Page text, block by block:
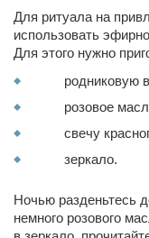
Для ритуала на
использовать
Для этого нужно
родниковую
розовое
свечу красного
зеркало.
Ночью разденьтесь
немного розового